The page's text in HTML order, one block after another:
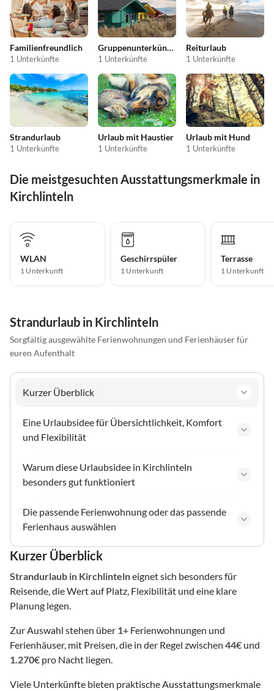
Familienfreundlich
1 Unterkünfte
Gruppenunterkünfte
1 Unterkünfte
Reiturlaub
1 Unterkünfte
Strandurlaub
1 Unterkünfte
Urlaub mit Haustier
1 Unterkünfte
Urlaub mit Hund
1 Unterkünfte
Die meistgesuchten Ausstattungsmerkmale in
Kirchlinteln
WLAN
1 Unterkunft
Geschirrspüler
1 Unterkunft
Terrasse
1 Unterkunft
Strandurlaub in Kirchlinteln
Sorgfältig ausgewählte Ferienwohnungen und Ferienhäuser für
euren Aufenthalt
Kurzer Überblick
Eine Urlaubsidee für Übersichtlichkeit, Komfort
und Flexibilität
Warum diese Urlaubsidee in Kirchlinteln
besonders gut funktioniert
Die passende Ferienwohnung oder das passende
Ferienhaus auswählen
Kurzer Überblick
Strandurlaub in Kirchlintelneignet sich besonders für
Reisende, die Wert auf Platz, Flexibilität und eine klare
Planung legen.
Zur Auswahl stehen über 1+ Ferienwohnungen und
Ferienhäuser, mit Preisen, die in der Regel zwischen 44€ und
1.270€ pro Nacht liegen.
Viele Unterkünfte bieten praktische Ausstattungsmerkmale